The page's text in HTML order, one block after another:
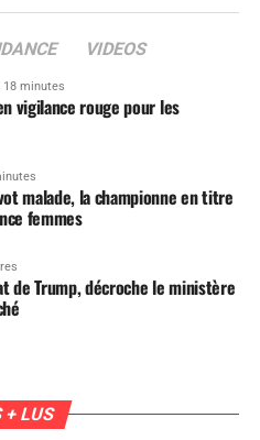
VIDEOS
18 minutes
vigilance rouge pour les
malade, la championne en titre
femmes
de Trump, décroche le ministère
+ LUS